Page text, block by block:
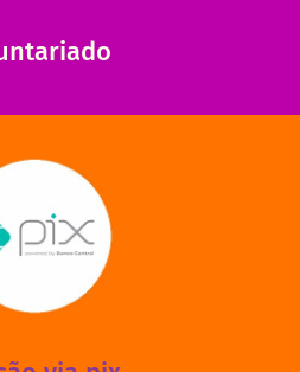
são muito importantes para
em funcionamento!
mais